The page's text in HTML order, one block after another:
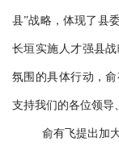
县”战略，体现了县
长垣实施人才强县
氛围的具体行动，
支持我们的各位领导
俞有飞提出加